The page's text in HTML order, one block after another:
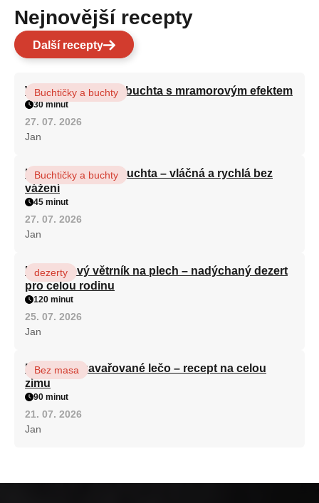
Nejnovější recepty
Další recepty
Vláčná olejová litá buchta s mramorovým efektem
Buchtičky a buchty
30 minut
27. 07. 2026
Jan
Hrnková maková buchta – vláčná a rychlá bez
vážení
Buchtičky a buchty
45 minut
27. 07. 2026
Jan
Karamelový větrník na plech – nadýchaný dezert
pro celou rodinu
dezerty
120 minut
25. 07. 2026
Jan
Babiččino zavařované lečo – recept na celou
zimu
Bez masa
90 minut
21. 07. 2026
Jan